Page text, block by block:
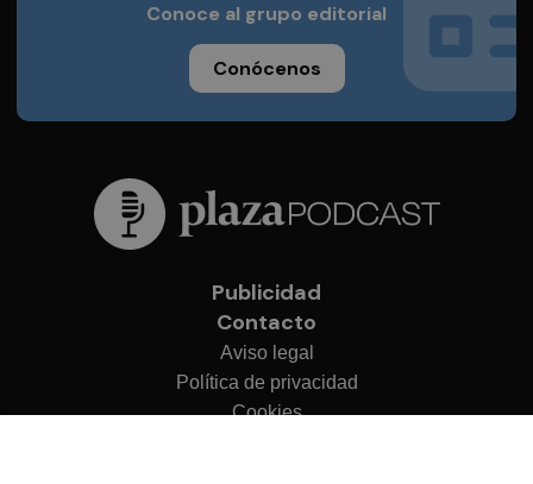
Conoce al grupo editorial
Conócenos
Publicidad
Contacto
Aviso legal
Política de privacidad
Cookies